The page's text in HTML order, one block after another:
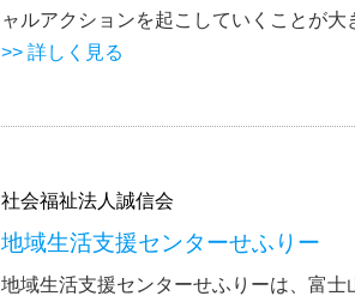
ャルアクションを起こしていくことが大
>> 詳しく見る
社会福祉法人誠信会
地域生活支援センターせふりー
地域生活支援センターせふりーは、富